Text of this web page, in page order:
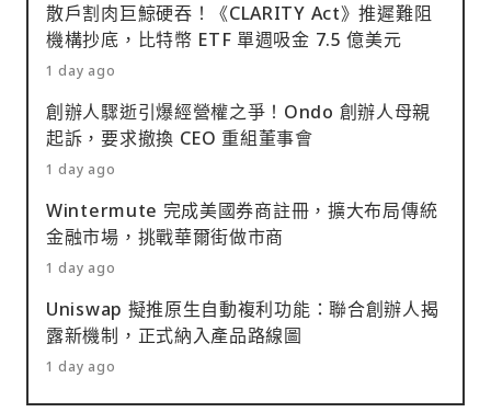
散戶割肉巨鯨硬吞！《CLARITY Act》推遲難阻
機構抄底，比特幣 ETF 單週吸金 7.5 億美元
1 day ago
創辦人驟逝引爆經營權之爭！Ondo 創辦人母親
起訴，要求撤換 CEO 重組董事會
1 day ago
Wintermute 完成美國券商註冊，擴大布局傳統
金融市場，挑戰華爾街做市商
1 day ago
Uniswap 擬推原生自動複利功能：聯合創辦人揭
露新機制，正式納入產品路線圖
1 day ago